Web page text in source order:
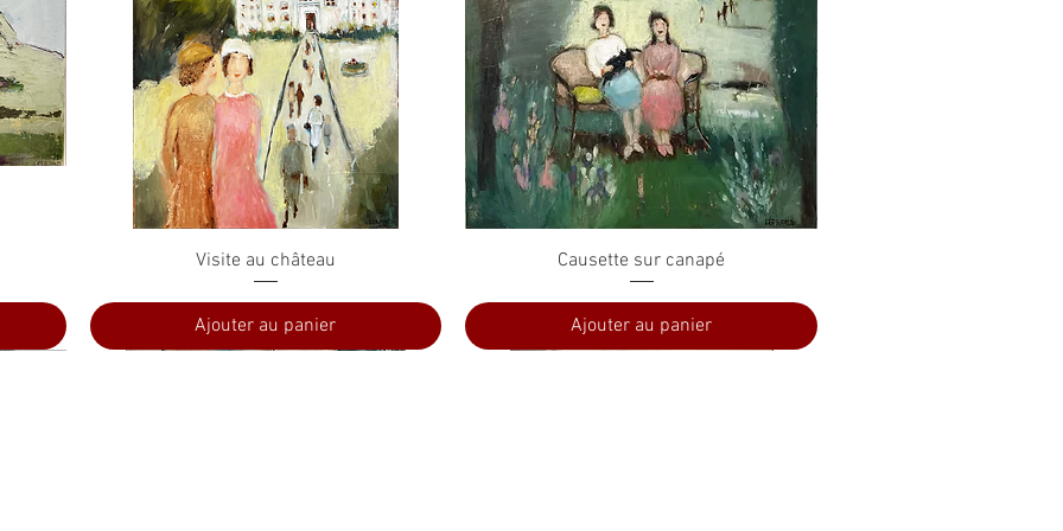
Aperçu rapide
Visite au château
Ajouter au panier
Aperçu rapide
Causette sur canapé
Ajouter au panier